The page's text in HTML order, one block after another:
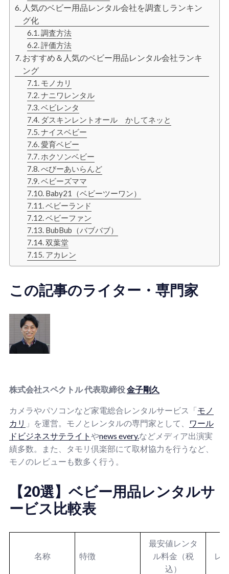
人気のベビー用品レンタル会社を調査しランキン
グ化
調査方法
評価方法
おすすめ＆人気のベビー用品レンタル会社ランキ
ング
モノカリ
ナニワレンタル
ベビレンタ
ダスキンレントオール かしてネッと
ナイスベビー
愛育ベビー
ホクソンベビー
べびーあいらんど
ベビーズママ
Baby21（ベビーツーワン）
ベビーランド
ベビーファン
BubBub（バブバブ）
双葉堂
アカレン
この記事のライター・専門家
株式会社スペクトル 代表取締役金子剛久
カメラやパソコンなど家電総合レンタルサービス「モノ
カリ 」を運営。モノとレンタルの専門家として、
ワール
ドビジネスサテライト やnews every.などメディア出演実
績多数。また、タモリ倶楽部にて取材協力を行うなど、
モノのレビューも数多く行う。
【20選】ベビー用品レンタルサ
ービス比較表
名称 特徴
最安値レンタ
ル料金（税
込）
レ